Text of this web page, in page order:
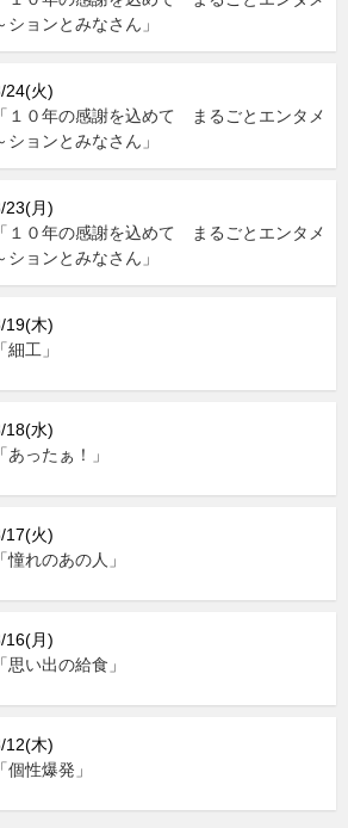
ションとみなさん」
24(火)
「１０年の感謝を込めて まるごとエンタメ
ションとみなさん」
23(月)
「１０年の感謝を込めて まるごとエンタメ
ションとみなさん」
19(木)
「細工」
18(水)
「あったぁ！」
17(火)
「憧れのあの人」
16(月)
「思い出の給食」
12(木)
「個性爆発」